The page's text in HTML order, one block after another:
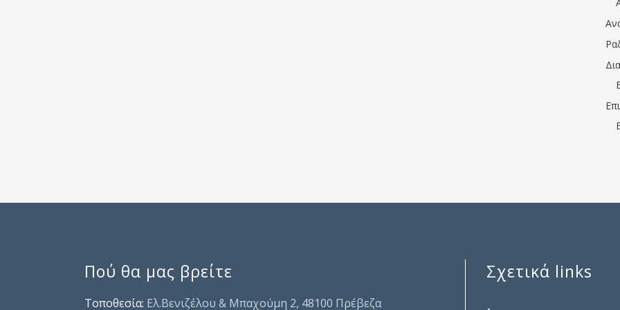
Πού θα μας βρείτε
Τοποθεσία: Ελ.Βενιζέλου & Μπαχούμη 2, 48100 Πρέβεζα
Σχετικά links
.